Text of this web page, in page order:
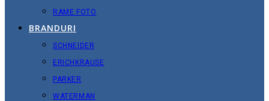
RAME FOTO
BRANDURI
SCHNEIDER
ERICHKRAUSE
PARKER
WATERMAN